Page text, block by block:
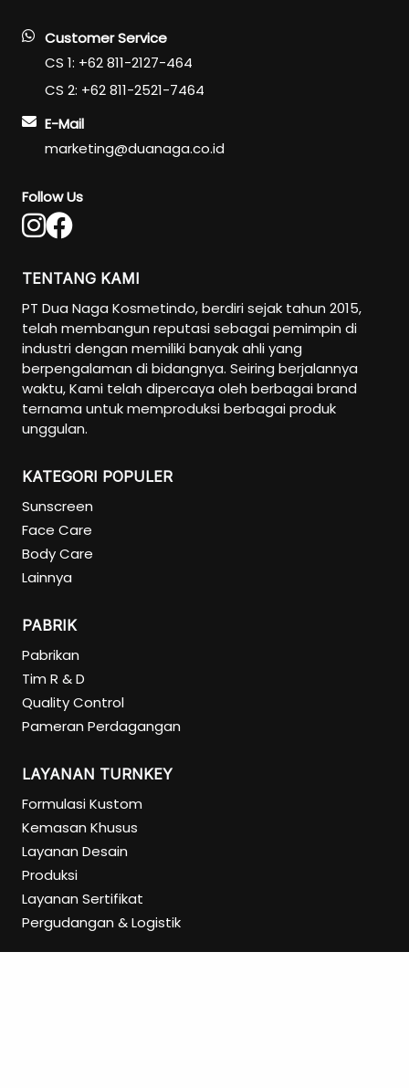
Customer Service
CS 1: +62 811-2127-464
CS 2: +62 811-2521-7464
E-Mail
marketing@duanaga.co.id
Follow Us
TENTANG KAMI
PT Dua Naga Kosmetindo, berdiri sejak tahun 2015,
telah membangun reputasi sebagai pemimpin di
industri dengan memiliki banyak ahli yang
berpengalaman di bidangnya. Seiring berjalannya
waktu, Kami telah dipercaya oleh berbagai brand
ternama untuk memproduksi berbagai produk
unggulan.
KATEGORI POPULER
Sunscreen
Face Care
Body Care
Lainnya
PABRIK
Pabrikan
Tim R & D
Quality Control
Pameran Perdagangan
LAYANAN TURNKEY
Formulasi Kustom
Kemasan Khusus
Layanan Desain
Produksi
Layanan Sertifikat
Pergudangan & Logistik